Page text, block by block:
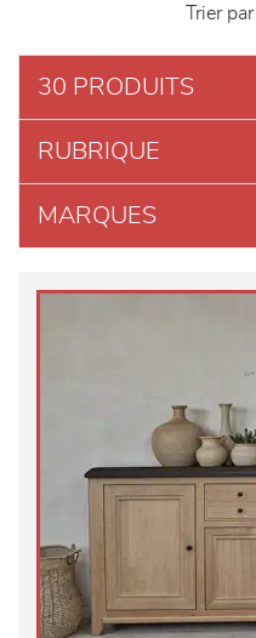
literie
décoration
Trier par
30 PRODUITS
RUBRIQUE
MARQUES